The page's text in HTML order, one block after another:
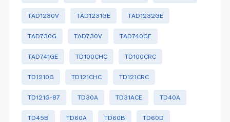
TAD1230V TAD1231GE TAD1232GE
TAD730G TAD730V TAD740GE
TAD741GE TD100CHC TD100CRC
TD1210G TD121CHC TD121CRC
TD121G-87 TD30A TD31ACE TD40A
TD45B TD60A TD60B TD60D